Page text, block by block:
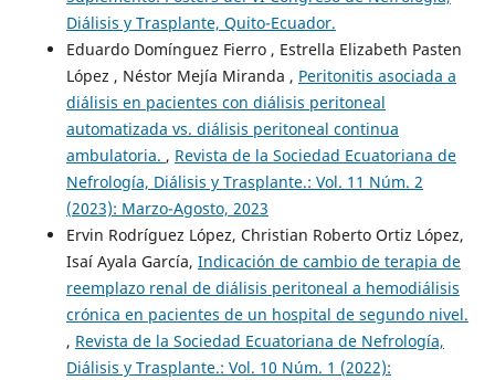
Diálisis y Trasplante, Quito-Ecuador.
Eduardo Domínguez Fierro , Estrella Elizabeth Pasten
López , Néstor Mejía Miranda , Peritonitis asociada a
diálisis en pacientes con diálisis peritoneal
automatizada vs. diálisis peritoneal continua
ambulatoria. , Revista de la Sociedad Ecuatoriana de
Nefrología, Diálisis y Trasplante.: Vol. 11 Núm. 2
(2023): Marzo-Agosto, 2023
Ervin Rodríguez López, Christian Roberto Ortiz López,
Isaí Ayala García, Indicación de cambio de terapia de
reemplazo renal de diálisis peritoneal a hemodiálisis
crónica en pacientes de un hospital de segundo nivel.
, Revista de la Sociedad Ecuatoriana de Nefrología,
Diálisis y Trasplante.: Vol. 10 Núm. 1 (2022):